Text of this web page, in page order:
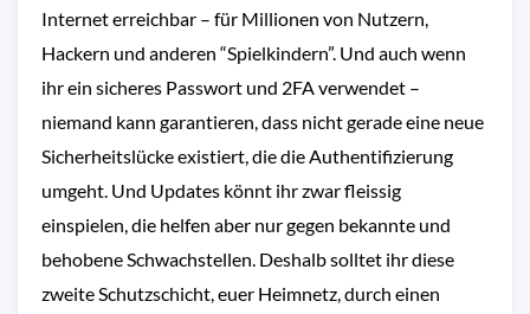
Internet erreichbar – für Millionen von Nutzern,
Hackern und anderen “Spielkindern”. Und auch wenn
ihr ein sicheres Passwort und 2FA verwendet –
niemand kann garantieren, dass nicht gerade eine neue
Sicherheitslücke existiert, die die Authentifizierung
umgeht. Und Updates könnt ihr zwar fleissig
einspielen, die helfen aber nur gegen bekannte und
behobene Schwachstellen. Deshalb solltet ihr diese
zweite Schutzschicht, euer Heimnetz, durch einen